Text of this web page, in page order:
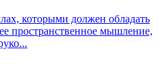
которыми должен обладать
пространственное мышление,